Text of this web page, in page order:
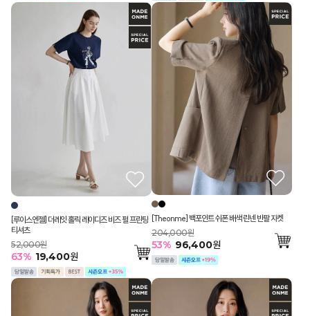
[루이스엔젤] 더레잇 홀릭 레이디즈 비즈 펄 프린팅
티셔츠
52,000원
63% 19,400원
[Theonme] 백포인트 쉬폰 배색 린넨 반팔 자켓
204,000원
53% 96,400원